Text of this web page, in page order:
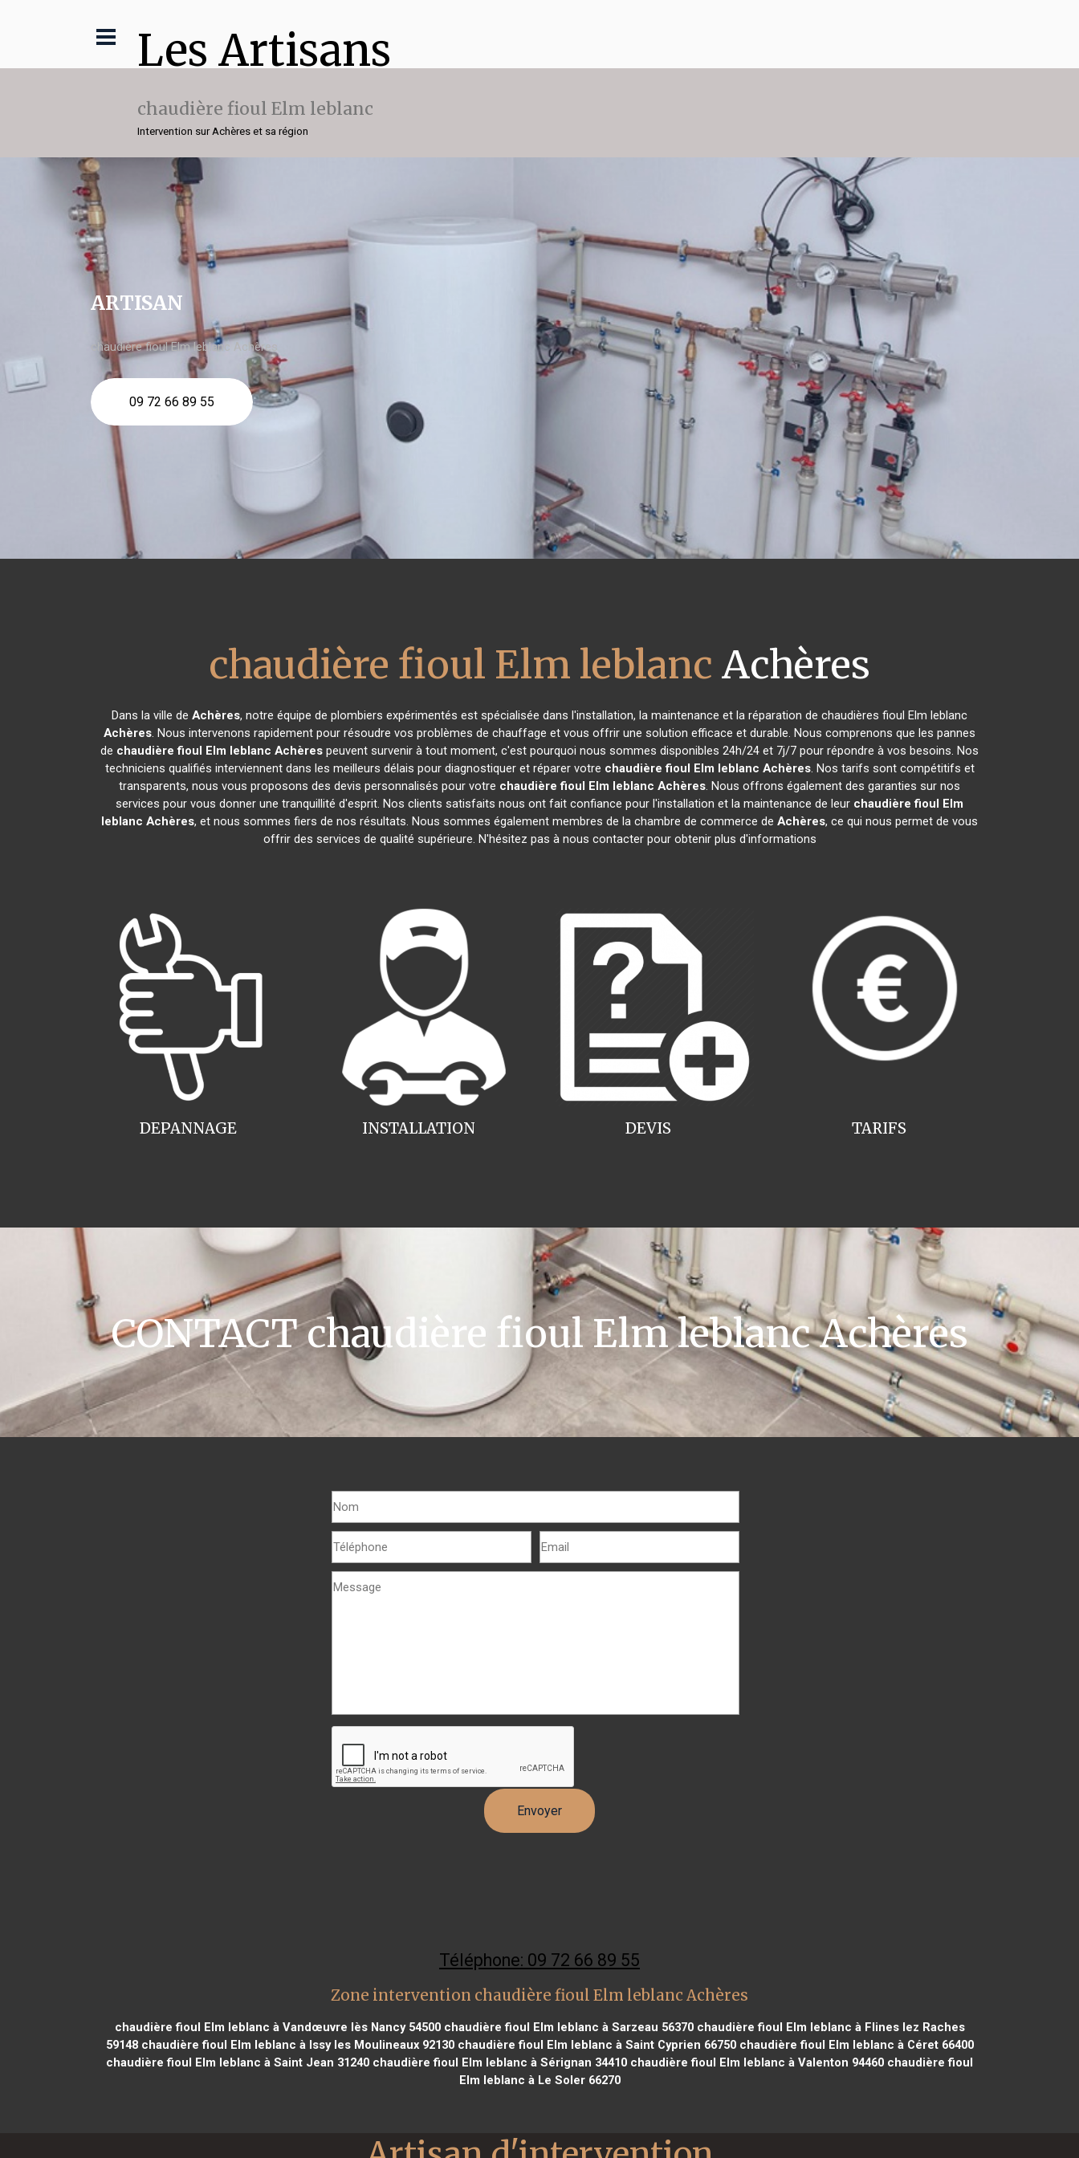
Les Artisans
chaudière fioul Elm leblanc
Intervention sur Achères et sa région
ARTISAN
chaudière fioul Elm leblanc Achères
09 72 66 89 55
chaudière fioul Elm leblanc Achères
Dans la ville de Achères, notre équipe de plombiers expérimentés est spécialisée dans l'installation, la maintenance et la réparation de chaudières fioul Elm leblanc
Achères. Nous intervenons rapidement pour résoudre vos problèmes de chauffage et vous offrir une solution efficace et durable. Nous comprenons que les pannes
de chaudière fioul Elm leblanc Achères peuvent survenir à tout moment, c'est pourquoi nous sommes disponibles 24h/24 et 7j/7 pour répondre à vos besoins. Nos
techniciens qualifiés interviennent dans les meilleurs délais pour diagnostiquer et réparer votre chaudière fioul Elm leblanc Achères. Nos tarifs sont compétitifs et
transparents, nous vous proposons des devis personnalisés pour votre chaudière fioul Elm leblanc Achères. Nous offrons également des garanties sur nos
services pour vous donner une tranquillité d'esprit. Nos clients satisfaits nous ont fait confiance pour l'installation et la maintenance de leur chaudière fioul Elm
leblanc Achères, et nous sommes fiers de nos résultats. Nous sommes également membres de la chambre de commerce de Achères, ce qui nous permet de vous
offrir des services de qualité supérieure. N'hésitez pas à nous contacter pour obtenir plus d'informations
INSTALLATION
DEPANNAGE TARIFS
DEVIS
CONTACT chaudière fioul Elm leblanc Achères
Téléphone: 09 72 66 89 55
Zone intervention chaudière fioul Elm leblanc Achères
chaudière fioul Elm leblanc à Vandœuvre lès Nancy 54500chaudière fioul Elm leblanc à Sarzeau 56370chaudière fioul Elm leblanc à Flines lez Raches
59148chaudière fioul Elm leblanc à Issy les Moulineaux 92130chaudière fioul Elm leblanc à Saint Cyprien 66750chaudière fioul Elm leblanc à Céret 66400
chaudière fioul Elm leblanc à Saint Jean 31240 chaudière fioul Elm leblanc à Sérignan 34410 chaudière fioul Elm leblanc à Valenton 94460 chaudière fioul
Elm leblanc à Le Soler 66270